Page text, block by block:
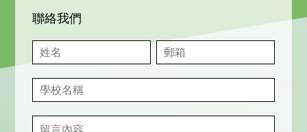
聯絡我們